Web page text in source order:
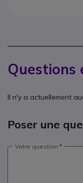
Questions
Il n'y a actuellement
Poser une
Votre question